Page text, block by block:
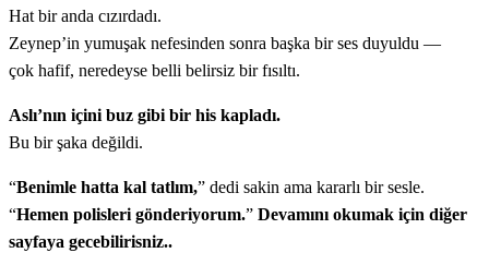
Hat bir anda cızırdadı.
Zeynep’in yumuşak nefesinden sonra başka bir ses duyuldu —
çok hafif, neredeyse belli belirsiz bir fısıltı.
Aslı’nın içini buz gibi bir his kapladı.
Bu bir şaka değildi.
“Benimle hatta kal tatlım,” dedi sakin ama kararlı bir sesle.
“Hemen polisleri gönderiyorum.” Devamını okumak için diğer
sayfaya gecebilirisniz..